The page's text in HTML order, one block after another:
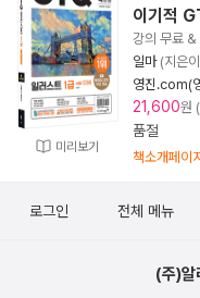
미리보기
이기적
강의 무료 &
일마(지은
영진.com(
21,600원
품절
책소개페이
로그인 전체 메뉴
(주)알